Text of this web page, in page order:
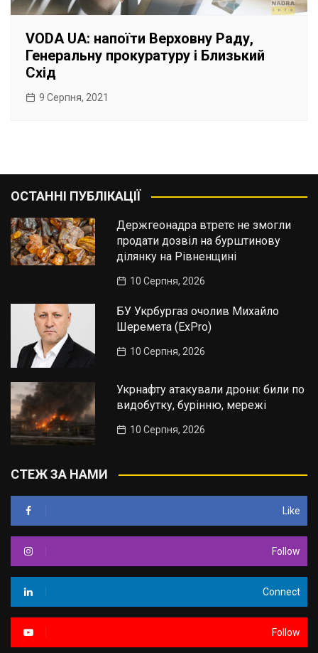
VODA UA: напоїти Верховну Раду,
Генеральну прокуратуру і Близький
Схід
9 Серпня, 2021
ОСТАННІ ПУБЛІКАЦІЇ
Держгеонадра втретє не змогли
продати дозвіл на бурштинову
ділянку на Рівненщині
10 Серпня, 2026
БУ Укрбургаз очолив Михайло
Шеремета (ExPro)
10 Серпня, 2026
Укрнафту атакували дрони: били по
видобутку, бурінню, мережі
10 Серпня, 2026
СТЕЖ ЗА НАМИ
Like
Follow
Connect
Follow